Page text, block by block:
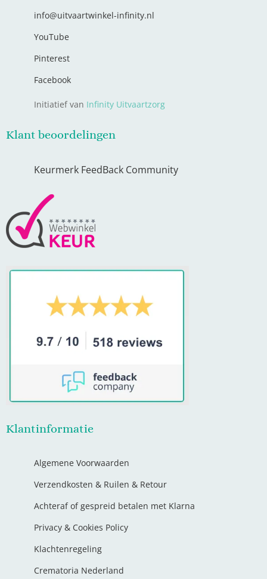
info@uitvaartwinkel-infinity.nl
YouTube
Pinterest
Facebook
Initiatief van Infinity Uitvaartzorg
Klant beoordelingen
Keurmerk FeedBack Community
Klantinformatie
Algemene Voorwaarden
Verzendkosten & Ruilen & Retour
Achteraf of gespreid betalen met Klarna
Privacy & Cookies Policy
Klachtenregeling
Crematoria Nederland